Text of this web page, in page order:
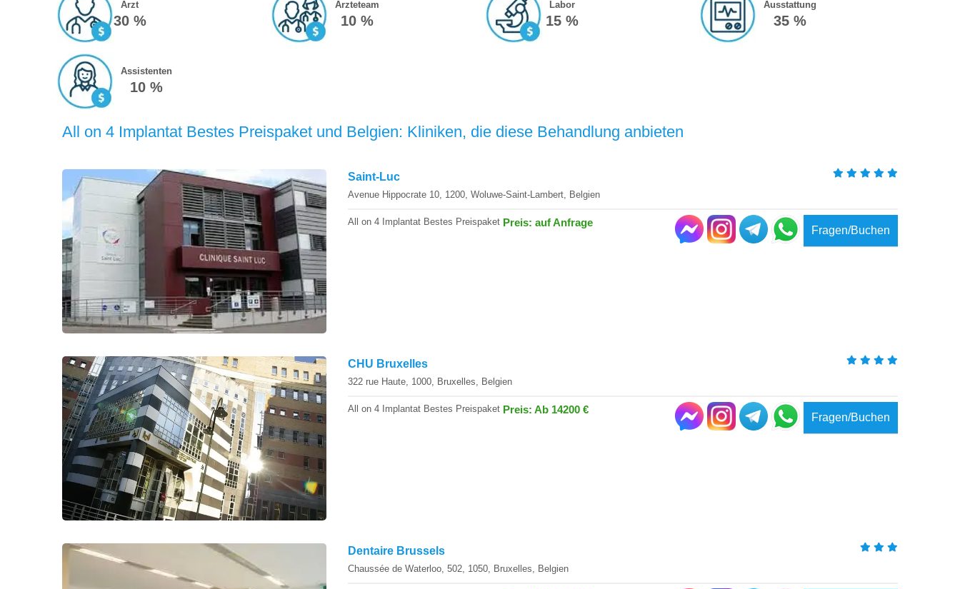
Arzt
30 %
Ärzteteam
10 %
Labor
15 %
Ausstattung
35 %
Assistenten
10 %
All on 4 Implantat Bestes Preispaket und Belgien: Kliniken, die diese Behandlung anbieten
Saint-Luc
Avenue Hippocrate 10, 1200, Woluwe-Saint-Lambert, Belgien
All on 4 Implantat Bestes Preispaket Preis: auf Anfrage
Fragen/Buchen
CHU Bruxelles
322 rue Haute, 1000, Bruxelles, Belgien
All on 4 Implantat Bestes Preispaket Preis: Ab 14200 €
Fragen/Buchen
Dentaire Brussels
Chaussée de Waterloo, 502, 1050, Bruxelles, Belgien